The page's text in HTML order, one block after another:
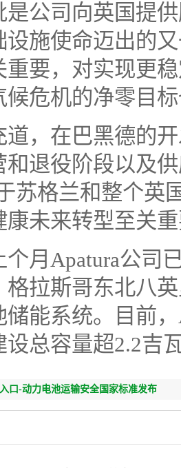
是公司向英国提
设施使命迈出的
重要，对实现更
候危机的净零目
道，在巴黑德的
和退役阶段以及
苏格兰和整个英
康未来转型至关
个月Apatura公司
格拉斯哥东北八
储能系统。目前
设总容量超2.2吉
口-动力电池运输安全国家标准发布